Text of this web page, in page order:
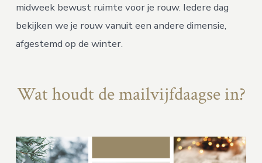
midweek bewust ruimte voor je rouw. Iedere dag
bekijken we je rouw vanuit een andere dimensie,
afgestemd op de winter.
Wat houdt de mailvijfdaagse in?